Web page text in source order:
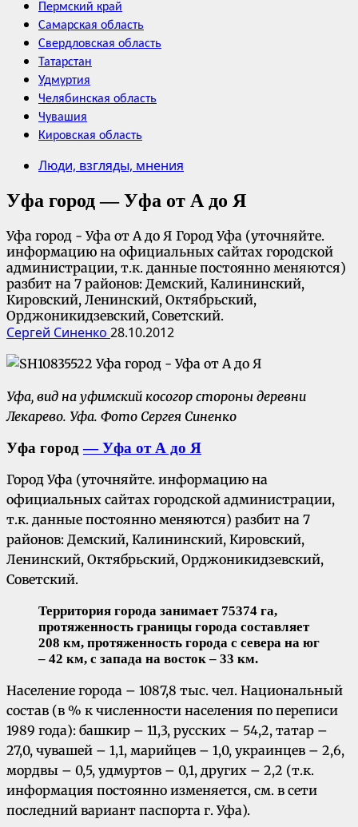
Пермский край
Самарская область
Свердловская область
Татарстан
Удмуртия
Челябинская область
Чувашия
Кировская область
Люди, взгляды, мнения
Уфа город — Уфа от А до Я
Уфа город - Уфа от А до Я Город Уфа (уточняйте.
информацию на официальных сайтах городской
администрации, т.к. данные постоянно меняются)
разбит на 7 районов: Демский, Калининский,
Кировский, Ленинский, Октябрьский,
Орджоникидзевский, Советский.
Сергей Синенко 28.10.2012
Уфа, вид на уфимский косогор стороны деревни
Лекарево. Уфа. Фото Сергея Синенко
Уфа город— Уфа от А до Я
Город Уфа (уточняйте. информацию на
официальных сайтах городской администрации,
т.к. данные постоянно меняются) разбит на 7
районов: Демский, Калининский, Кировский,
Ленинский, Октябрьский, Орджоникидзевский,
Советский.
Территория города занимает 75374 га,
протяженность границы города составляет
208 км, протяженность города с севера на юг
– 42 км, с запада на восток – 33 км.
Население города – 1087,8 тыс. чел. Национальный
состав (в % к численности населения по переписи
1989 года): башкир – 11,3, русских – 54,2, татар –
27,0, чувашей – 1,1, марийцев – 1,0, украинцев – 2,6,
мордвы – 0,5, удмуртов – 0,1, других – 2,2 (т.к.
информация постоянно изменяется, см. в сети
последний вариант паспорта г. Уфа).